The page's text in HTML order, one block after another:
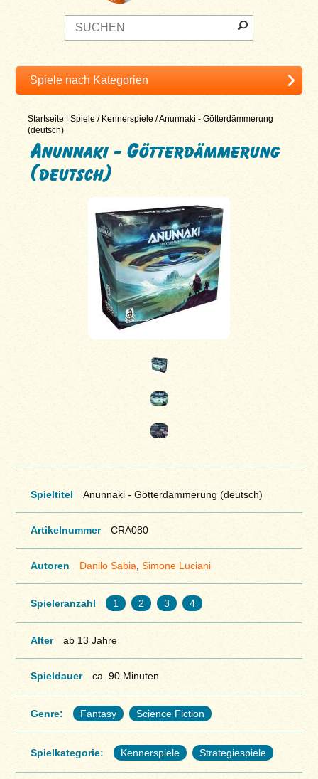
Startseite |Spiele / Kennerspiele /Anunnaki - Götterdämmerung
(deutsch)
Anunnaki - Götterdämmerung
(deutsch)
Spieltitel Anunnaki - Götterdämmerung (deutsch)
Artikelnummer CRA080
Autoren Danilo Sabia Simone Luciani
Spieleranzahl 1 2 3 4
Alter ab 13 Jahre
Spieldauer ca. 90 Minuten
Genre: Fantasy Science Fiction
Spielkategorie: Kennerspiele Strategiespiele